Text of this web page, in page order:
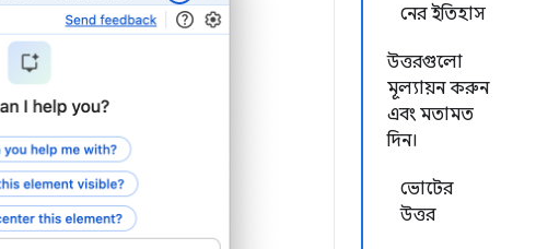
নের ইতিহাস
উত্তরগুলো
মূল্যায়ন করুন
এবং মতামত
দিন।
ভোটের
উত্তর